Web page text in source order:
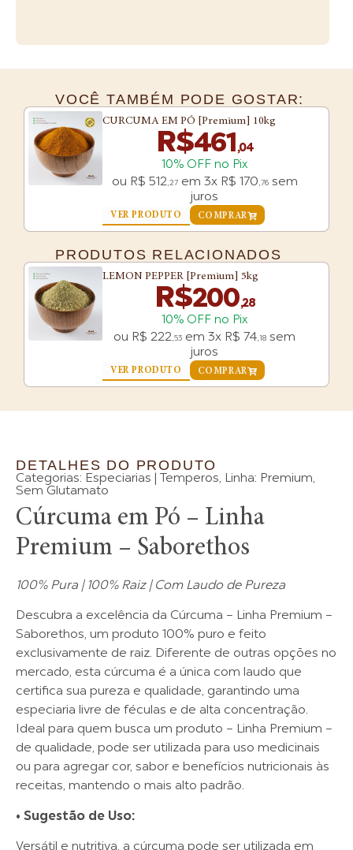
VOCÊ TAMBÉM PODE GOSTAR:
CURCUMA EM PÓ [Premium] 10kg
R$461 ,04
10% OFF no Pix
ou R$ 512,27em 3x R$ 170 ,76sem
juros
VER PRODUTO COMPRAR
PRODUTOS RELACIONADOS
LEMON PEPPER [Premium] 5kg
R$200,28
10% OFF no Pix
ou R$ 222,53 em3x R$ 74,18 sem
juros
VER PRODUTO COMPRAR
DETALHES DO PRODUTO
Categorias: Especiarias | Temperos, Linha: Premium,
Sem Glutamato
Cúrcuma em Pó – Linha
Premium – Saborethos
100% Pura | 100% Raiz | Com Laudo de Pureza
Descubra a excelência da Cúrcuma – Linha Premium –
Saborethos, um produto 100% puro e feito
exclusivamente de raiz. Diferente de outras opções no
mercado, esta cúrcuma é a única com laudo que
certifica sua pureza e qualidade, garantindo uma
especiaria livre de féculas e de alta concentração.
Ideal para quem busca um produto – Linha Premium –
de qualidade, pode ser utilizada para uso medicinais
ou para agregar cor, sabor e benefícios nutricionais às
receitas, mantendo o mais alto padrão.
• Sugestão de Uso:
Versátil e nutritiva, a cúrcuma pode ser utilizada em